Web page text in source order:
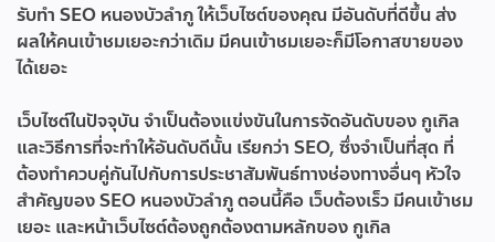
รับทำ SEO หนองบัวลำภูให้เว็บไซต์ของคุณ มีอันดับที่ดีขึ้น ส่ง
ผลให้คนเข้าชมเยอะกว่าเดิม มีคนเข้าชมเยอะก็มีโอกาสขายของ
ได้เยอะ
เว็บไซต์ในปัจจุบัน จำเป็นต้องแข่งขันในการจัดอันดับของ กูเกิล
และวิธีการที่จะทำให้อันดับดีนั้น เรียกว่า SEO, ซึ่งจำเป็นที่สุด ที่
ต้องทำควบคู่กันไปกับการประชาสัมพันธ์ทางช่องทางอื่นๆ หัวใจ
สำคัญของ SEO หนองบัวลำภู ตอนนี้คือ เว็บต้องเร็ว มีคนเข้าชม
เยอะ และหน้าเว็บไซต์ต้องถูกต้องตามหลักของ กูเกิล